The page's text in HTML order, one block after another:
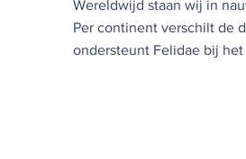
Wereldwijd staan wij in
Per continent verschilt de
ondersteunt Felidae bij